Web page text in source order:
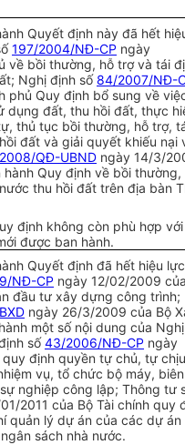
Quyết định này đã hết
197/2004/NĐ-CP ngày
về bồi thường, hỗ trợ và tái
Nghị định số84/2007/NĐ-
phủ Quy định bổ sung về
dụng đất, thu hồi đất, thực
thủ tục bồi thường, hỗ trợ,
đất và giải quyết khiếu nại
QĐ-UBND ngày 14/3/
Quy định về bồi thường,
thu hồi đất trên địa bàn
định không còn phù hợp
được ban hành.
Quyết định đã hết hiệu
NĐ-CP ngày 12/02/2009 của
đầu tư xây dựng công trình;
ngày 26/3/2009 của Bộ
một số nội dung của
số43/2006/NĐ-CP ngày
định quyền tự chủ, tự chịu
vụ, tổ chức bộ máy,
nghiệp công lập; Thông tư
2011 của Bộ Tài chính quy
quản lý dự án của các dự án
sách nhà nước.